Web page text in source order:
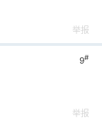
举报
9#
举报